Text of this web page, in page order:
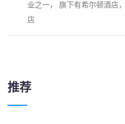
业之一， 旗下有希尔顿酒店
店
推荐